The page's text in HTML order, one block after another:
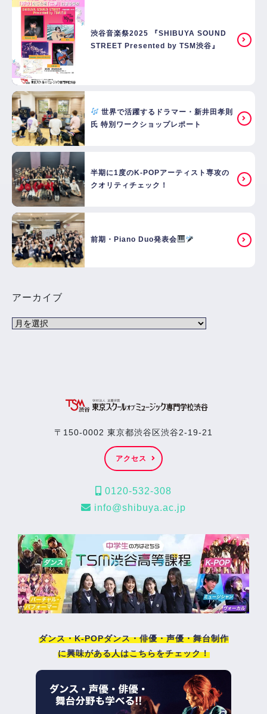
渋谷音楽祭2025 『SHIBUYA SOUND
STREET Presented by TSM渋谷』
世界で活躍するドラマー・新井田孝則
氏 特別ワークショップレポート
半期に1度のK-POPアーティスト専攻の
クオリティチェック！
前期・Piano Duo発表会
アーカイブ
〒150-0002 東京都渋谷区渋谷2-19-21
アクセス
0120-532-308
info@shibuya.ac.jp
ダンス・K-POPダンス・俳優・声優・舞台制作
に興味がある人はこちらをチェック！